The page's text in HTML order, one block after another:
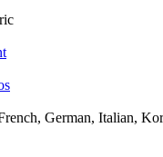
German, Italian,